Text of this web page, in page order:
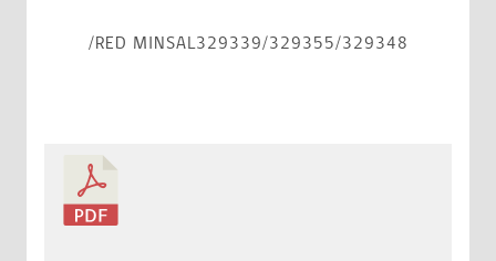
/RED MINSAL329339/329355/329348